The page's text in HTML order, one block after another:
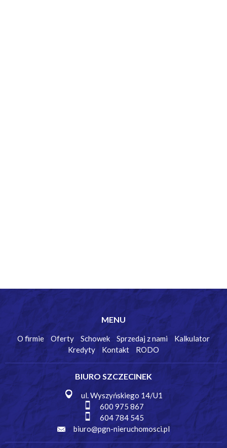
MENU
O firmie Oferty Schowek Sprzedaj z nami
Kalkulator
Kredyty
Kontakt RODO
BIURO SZCZECINEK
ul. Wyszyńskiego 14/U1
600 975 867
604 784 545
biuro@pgn-nieruchomosci.pl